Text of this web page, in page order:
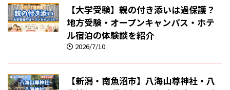
【大学受験】親の付き添いは過保護？
地方受験・オープンキャンパス・ホテ
ル宿泊の体験談を紹介
2026/7/10
【新潟・南魚沼市】八海山尊神社・八